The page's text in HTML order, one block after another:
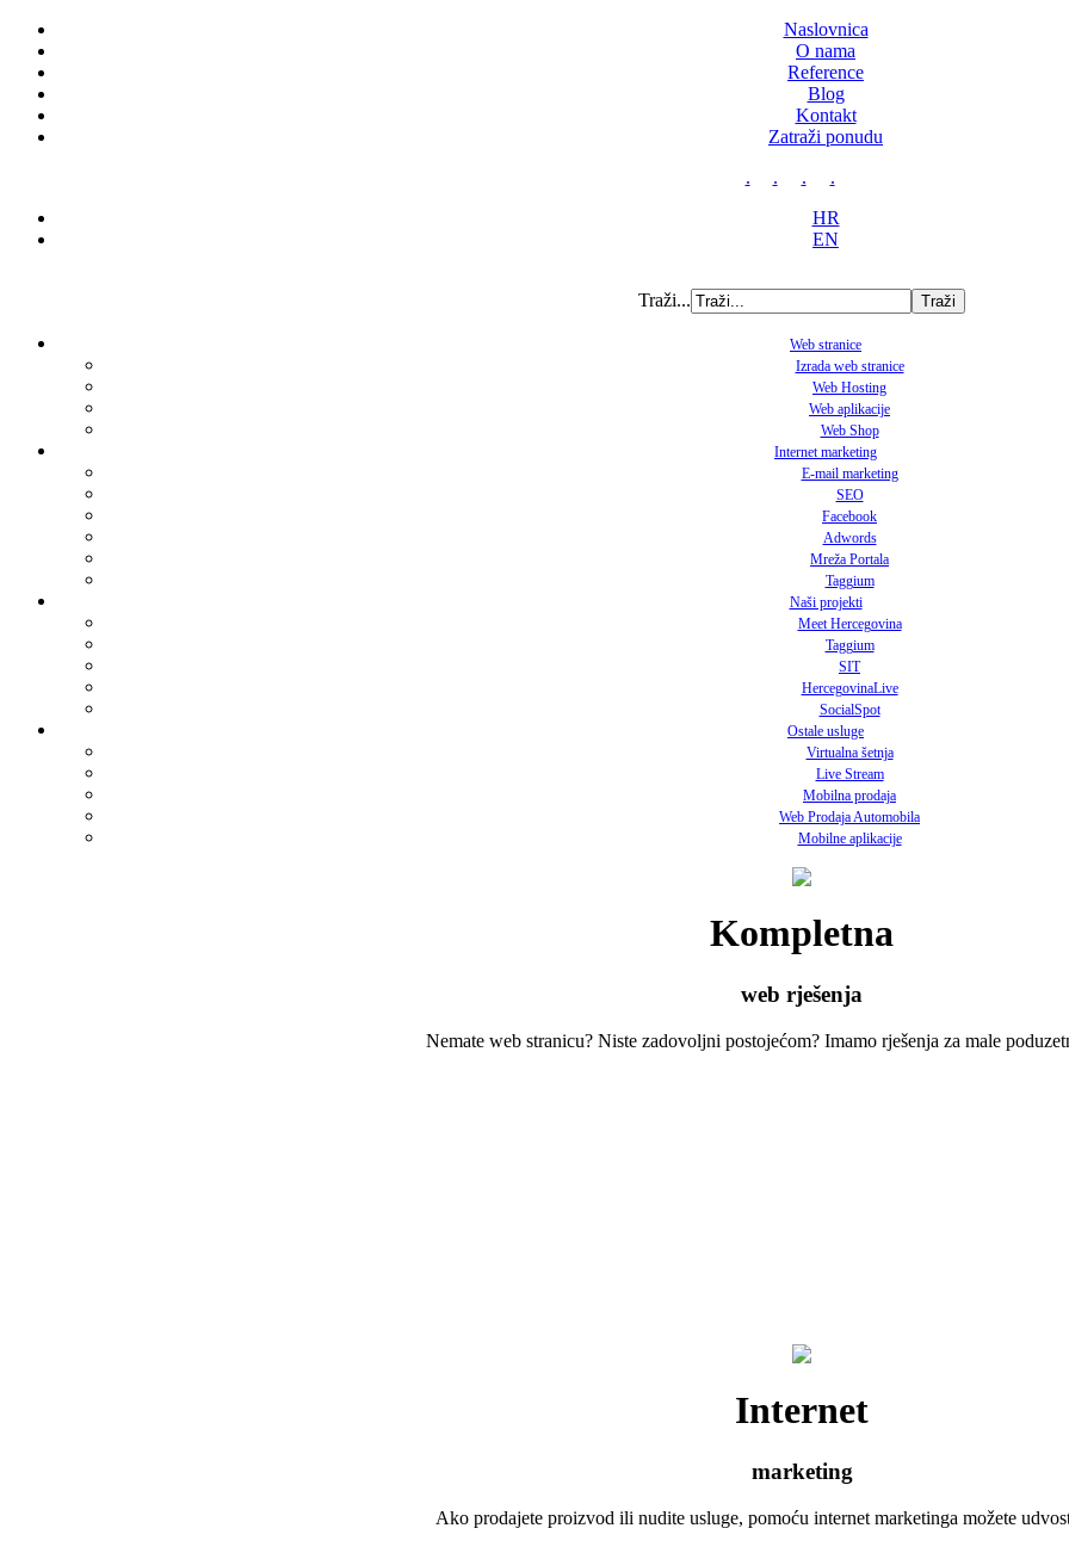
Naslovnica
O nama
Reference
Blog
Kontakt
Zatraži ponudu
.
. .
.
HR
EN
Traži...
Web stranice
Izrada web stranice
Web Hosting
Web aplikacije
Web Shop
Internet marketing
E-mail marketing
SEO
Facebook
Adwords
Mreža Portala
Taggium
Naši projekti
Meet Hercegovina
Taggium
SIT
HercegovinaLive
SocialSpot
Ostale usluge
Virtualna šetnja
Live Stream
Mobilna prodaja
Web Prodaja Automobila
Mobilne aplikacije
Kompletna
web rješenja
Nemate web stranicu? Niste zadovoljni postojećom? Imamo rješenja za male
Internet
marketing
Ako prodajete proizvod ili nudite usluge, pomoću internet marketinga možete